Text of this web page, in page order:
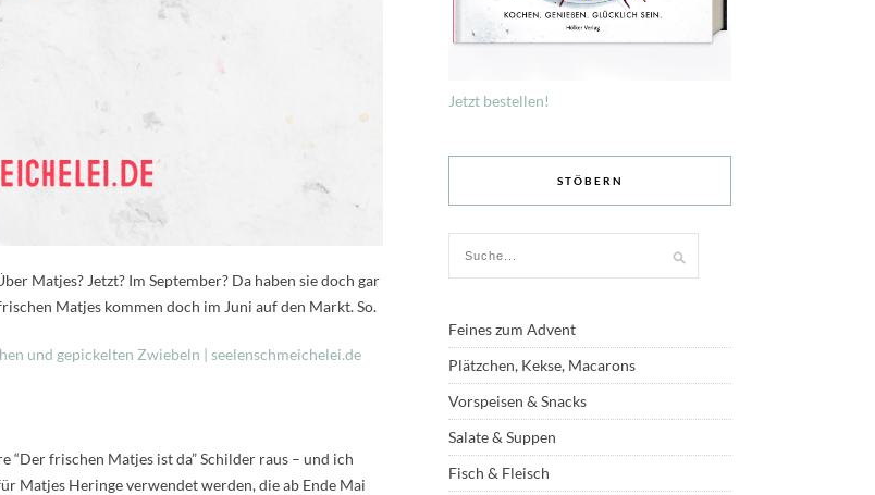
Matjes? Jetzt? Im September? Da haben sie doch gar
Matjes kommen doch im Juni auf den Markt. So.
“Der frischen Matjes ist da” Schilder raus – und ich
Matjes Heringe verwendet werden, die ab Ende Mai
Jetzt bestellen!
STÖBERN
Feines zum Advent
Plätzchen, Kekse, Macarons
Vorspeisen & Snacks
Salate & Suppen
Fisch & Fleisch